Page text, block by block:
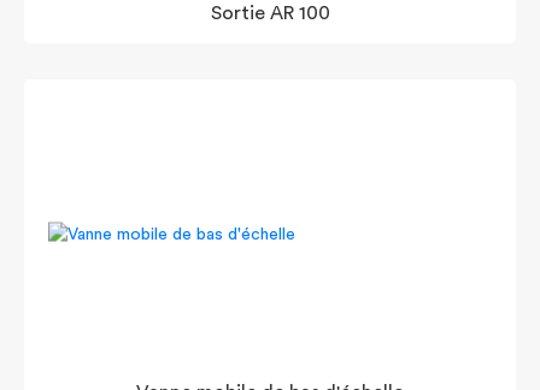
Sortie AR 100